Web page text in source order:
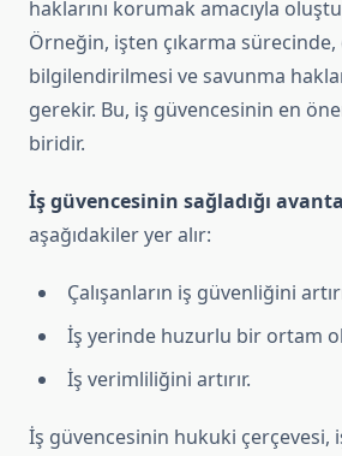
haklarını korumak amacıyla
Örneğin, işten çıkarma sürecinde,
bilgilendirilmesi ve savunma
gerekir. Bu, iş güvencesinin en
biridir.
İş güvencesinin sağladığı
aşağıdakiler yer alır:
Çalışanların iş güvenliğini
İş yerinde huzurlu bir ortam
İş verimliliğini artırır.
İş güvencesinin hukuki çerçevesi,